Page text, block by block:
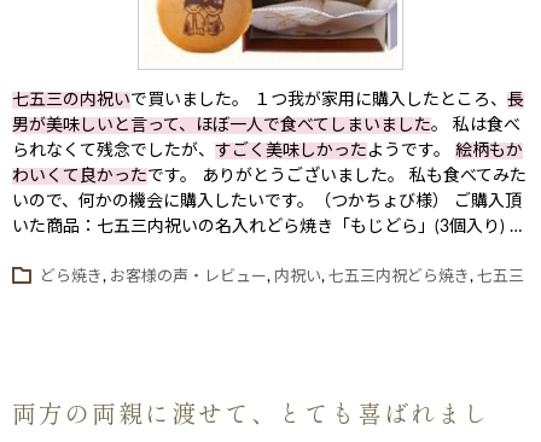
七五三の内祝いで買いました。 １つ我が家用に購入したところ、 長
男が美味しいと言って、ほぼ一人で食べてしまいました。 私は食べ
られなくて残念でしたが、 すごく美味しかった ようです。 絵柄もか
わいくて良かったです。 ありがとうございました。 私も食べてみた
いので、何かの機会に購入したいです。（つかちょび様） ご購入頂
いた商品：七五三内祝いの名入れどら焼き「もじどら」(3個入り) …
どら焼き, お客様の声・レビュー, 内祝い, 七五三内祝どら焼き, 七五三
両方の両親に渡せて、とても喜ばれまし